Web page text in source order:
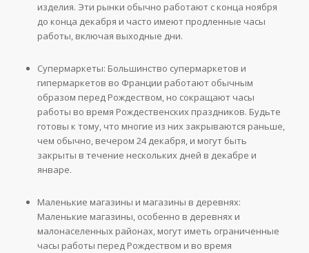
изделия. Эти рынки обычно работают с конца ноября
до конца декабря и часто имеют продленные часы
работы, включая выходные дни.
Супермаркеты: Большинство супермаркетов и
гипермаркетов во Франции работают обычным
образом перед Рождеством, но сокращают часы
работы во время Рождественских праздников. Будьте
готовы к тому, что многие из них закрываются раньше,
чем обычно, вечером 24 декабря, и могут быть
закрыты в течение нескольких дней в декабре и
январе.
Маленькие магазины и магазины в деревнях:
Маленькие магазины, особенно в деревнях и
малонаселенных районах, могут иметь ограниченные
часы работы перед Рождеством и во время